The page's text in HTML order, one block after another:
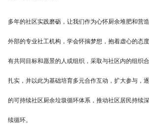
多年的社区实践磨砺，让我们作为心怀厨余堆肥和营
外部的专业社工机构，学会怀揣梦想，抱着虚心的态
有共同目标和愿景的人或组织，采取与社区内的组织
扎实，并以此为基础培育多元合作互动，扩大参与，
的可持续社区厨余垃圾循环体系，推动社区居民持续
续循环。